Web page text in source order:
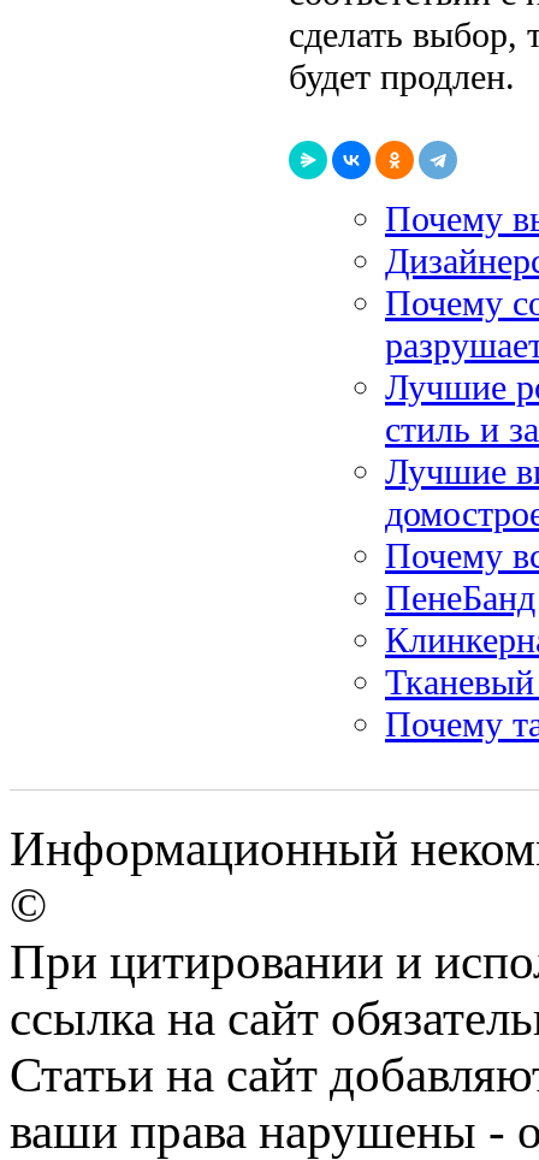
сделать выбор,
будет продлен.
Почему
Почему
Лучшие
стиль и
Лучшие
Почему
Тканевый
Почему
Информационный
©
При цитировании и
ссылка на сайт
Статьи на сайт
ваши права нарушены -